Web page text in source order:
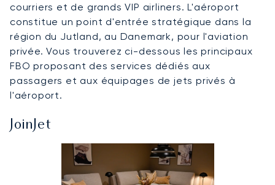
courriers et de grands VIP airliners. L'aéroport
constitue un point d'entrée stratégique dans la
région du Jutland, au Danemark, pour l'aviation
privée. Vous trouverez ci-dessous les principaux
FBO proposant des services dédiés aux
passagers et aux équipages de jets privés à
l'aéroport.
JoinJet